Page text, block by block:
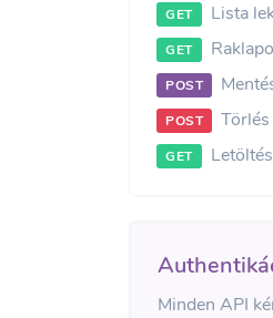
GET Lista
GET
POST
POST Törlés
GET Letöltés
Minden API